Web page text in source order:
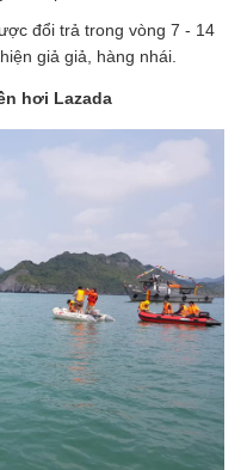
đổi trả trong vòng 7 - 14
giả giả, hàng nhái.
hơi Lazada